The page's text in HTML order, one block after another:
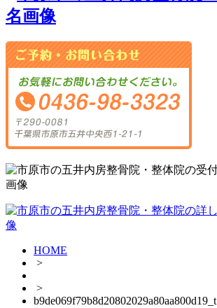
HOME
>
>
b9de069f79b8d20802029a80aa800d19_t